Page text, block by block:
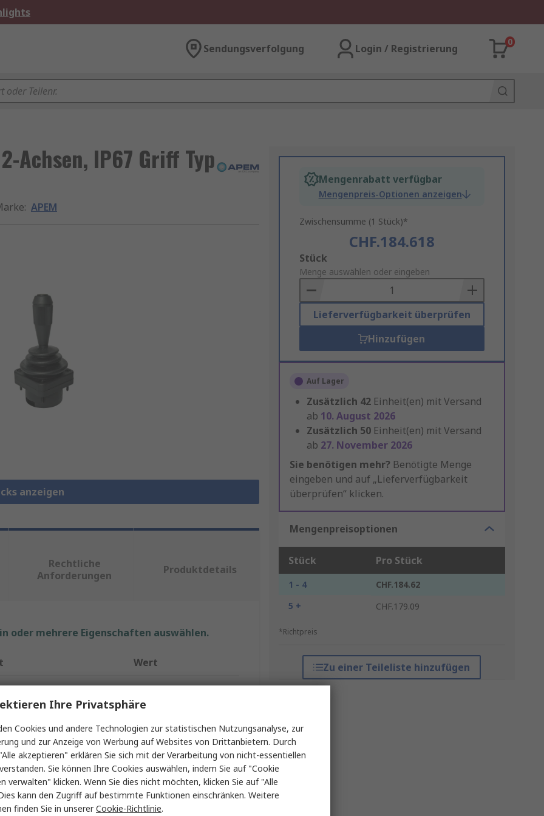
Sendungsverfolgung Login / Registrierung
0
Achsen, IP67 Griff Typ
: APEM
anzeigen
Mengenrabatt verfügbar
Mengenpreis-Optionen anzeigen
Zwischensumme (1 Stück)*
CHF.184.618
Add
to
Basket
Stück
Menge auswählen oder eingeben
Lieferverfügbarkeit überprüfen
Hinzufügen
Auf Lager
Zusätzlich 42 Einheit(en) mit Versand
ab 10. August 2026
Zusätzlich 50 Einheit(en) mit Versand
ab 27. November 2026
Sie benötigen mehr? Benötigte Menge
eingeben und auf „Lieferverfügbarkeit
überprüfen“ klicken.
Mengenpreisoptionen
Stück Pro Stück
1 - 4
CHF.184.62
5 +
CHF.179.09
*Richtpreis
Zu einer Teileliste hinzufügen
Rechtliche
Anforderungen
Produktdetails
oder mehrere Eigenschaften auswählen.
Wert
APEM
Joystick-Schalter
IP67
Kugelgriff
Ihre Privatsphäre
Cookies und andere Technologien zur statistischen Nutzungsanalyse, zur
und zur Anzeige von Werbung auf Websites von Drittanbietern. Durch
akzeptieren" erklären Sie sich mit der Verarbeitung von nicht-essentiellen
Sie können Ihre Cookies auswählen, indem Sie auf "Cookie
verwalten" klicken. Wenn Sie dies nicht möchten, klicken Sie auf "Alle
kann den Zugriff auf bestimmte Funktionen einschränken. Weitere
finden Sie in unsererCookie-Richtlinie.